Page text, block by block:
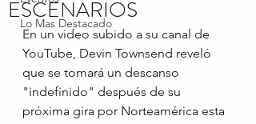
Lo Mas Destacado
ESCENARIOS
En un video subido a su canal de
YouTube, Devin Townsend reveló
que se tomará un descanso
"indefinido" después de su
próxima gira por Norteamérica esta